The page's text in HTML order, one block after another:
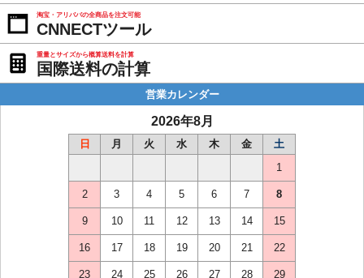
淘宝・アリババの全商品を注文可能
CNNECTツール
重量とサイズから概算送料を計算
国際送料の計算
営業カレンダー
2026年8月
日 月 火 水 木 金
土
1
2 3 4 5 6 7 8
9 10 11 12 13 14 15
16 17 18 19 20 21 22
23 24 25 26 27 28 29